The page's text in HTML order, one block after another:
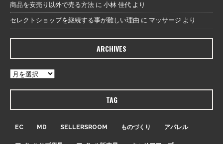
商品を安売り以外で売る方法 に 小林 佳代 より
セレクトショップを継続する事が難しい理由 に マッサージ より
ARCHIVES
TAG
EC MD SELLERSROOM ものづくり アパレル